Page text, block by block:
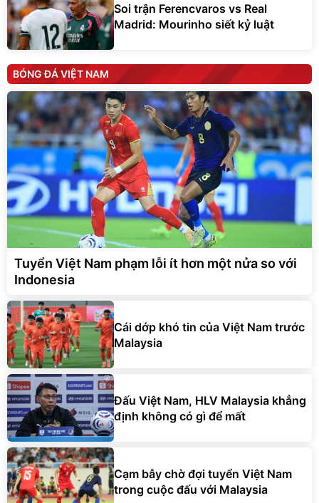
Soi trận Ferencvaros vs Real
Madrid: Mourinho siết kỷ luật
BÓNG ĐÁ VIỆT NAM
Tuyển Việt Nam phạm lỗi ít hơn một nửa so với
Indonesia
Cái dớp khó tin của Việt Nam trước
Malaysia
Đấu Việt Nam, HLV Malaysia khẳng
định không có gì để mất
Cạm bẫy chờ đợi tuyển Việt Nam
trong cuộc đấu với Malaysia